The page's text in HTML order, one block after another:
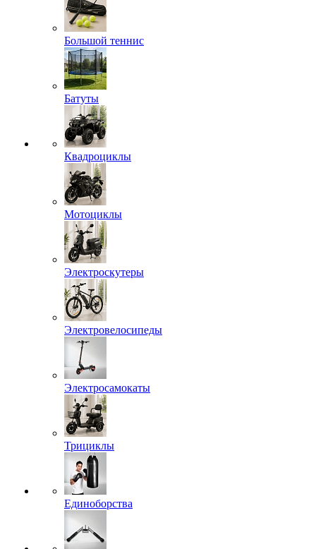
Большой теннис
Батуты
Квадроциклы
Мотоциклы
Электроскутеры
Электровелосипеды
Электросамокаты
Трициклы
Единоборства